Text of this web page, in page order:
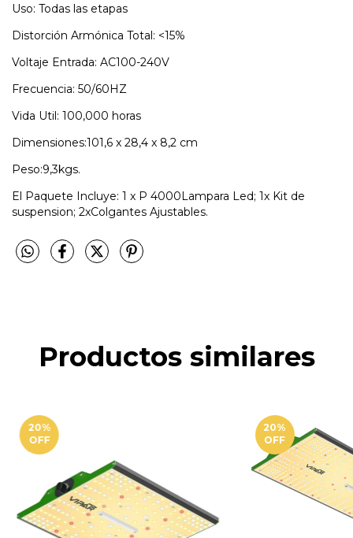
Uso: Todas las etapas
Distorción Armónica Total: <15%
Voltaje Entrada: AC100-240V
Frecuencia: 50/60HZ
Vida Util: 100,000 horas
Dimensiones:101,6 x 28,4 x 8,2 cm
Peso:9,3kgs.
El Paquete Incluye: 1 x P 4000Lampara Led; 1x Kit de
suspension; 2xColgantes Ajustables.
Productos similares
20%
OFF
20%
OFF